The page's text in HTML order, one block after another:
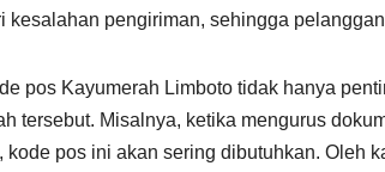
kesalahan pengiriman, sehingga
pos Kayumerah Limboto tidak hanya
tersebut. Misalnya, ketika mengurus
kode pos ini akan sering dibutuhkan. Oleh